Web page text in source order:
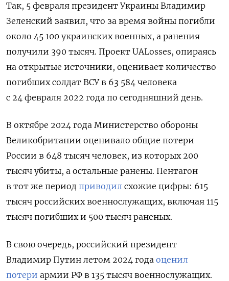
Так, 5 февраля президент Украины Владимир
Зеленский заявил, что за время войны погибли
около 45 100 украинских военных, а ранения
получили 390 тысяч. Проект UALosses, опираясь
на открытые источники, оценивает количество
погибших солдат ВСУ в 63 584 человека
с 24 февраля 2022 года по сегодняшний день.
В октябре 2024 года Министерство обороны
Великобритании оценивало общие потери
России в 648 тысяч человек, из которых 200
тысяч убиты, а остальные ранены. Пентагон
в тот же период приводил схожие цифры: 615
тысяч российских военнослужащих, включая 115
тысяч погибших и 500 тысяч раненых.
В свою очередь, российский президент
Владимир Путин летом 2024 года оценил
потери армии РФ в 135 тысяч военнослужащих.